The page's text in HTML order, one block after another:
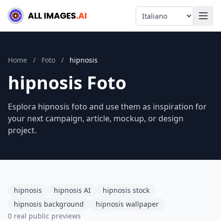
Language
Home / Foto / hipnosis
hipnosis Foto
Esplora hipnosis foto and use them as inspiration for
your next campaign, article, mockup, or design
project.
hipnosis hipnosis AI
hipnosis stock
hipnosis background
hipnosis wallpaper
0 real public previews